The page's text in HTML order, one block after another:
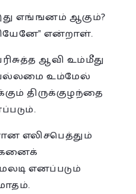
எங்ஙனம் ஆகும்?
என்றாள்.
ஆவி உம்மீது
உம்மேல்
திருக்குழந்தை
எலிசபெத்தும்
எனப்படும்